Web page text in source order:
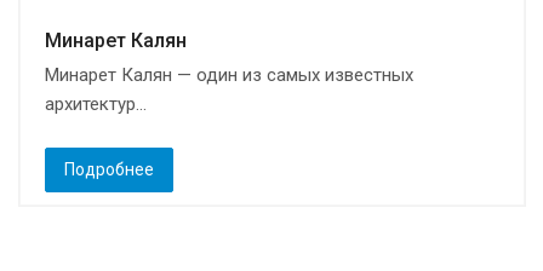
Минарет Калян
Минарет Калян — один из самых известных
архитектур...
Подробнее